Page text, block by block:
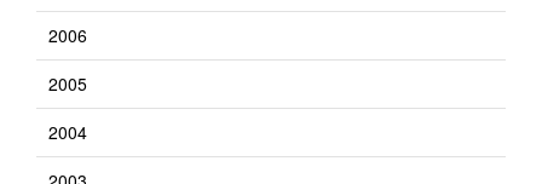
2006
2005
2004